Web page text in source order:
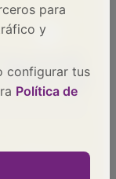
para
y
configurar tus
Política de